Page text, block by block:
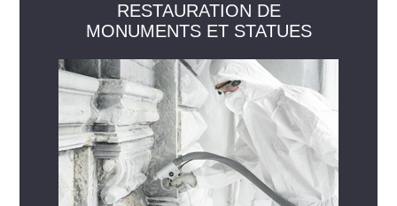
RESTAURATION DE
MONUMENTS ET STATUES